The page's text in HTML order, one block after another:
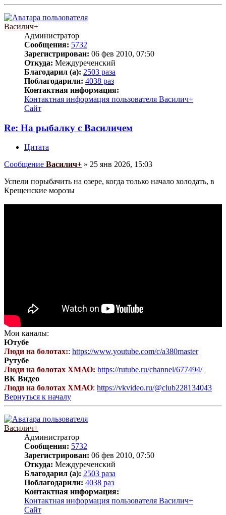
Василич+
Администратор
Сообщения: 5732
Зарегистрирован: 06 фев 2010, 07:50
Откуда: Междуреченский
Благодарил (а): 2503 раза
Поблагодарили: 4038 раз
Контактная информация:
Контактная информация пользователя Василич+
Сайт
Re: На рыбалку с Василичем
Цитата
Сообщение Василич+ » 25 янв 2026, 15:03
Успели порыбачить на озере, когда только начало холодать, в
Крещенские морозы
Мои каналы:
Ютубе
Люди на болотах:: https://www.youtube.com/c/a380master
Рутубе
Люди на болотах ХМАО: https://rutube.ru/channel/677494/
ВК Видео
Люди на болотах ХМАО: https://vkvideo.ru/@club228134043
Вернуться к началу
Василич+
Администратор
Сообщения: 5732
Зарегистрирован: 06 фев 2010, 07:50
Откуда: Междуреченский
Благодарил (а): 2503 раза
Поблагодарили: 4038 раз
Контактная информация:
Контактная информация пользователя Василич+
Сайт